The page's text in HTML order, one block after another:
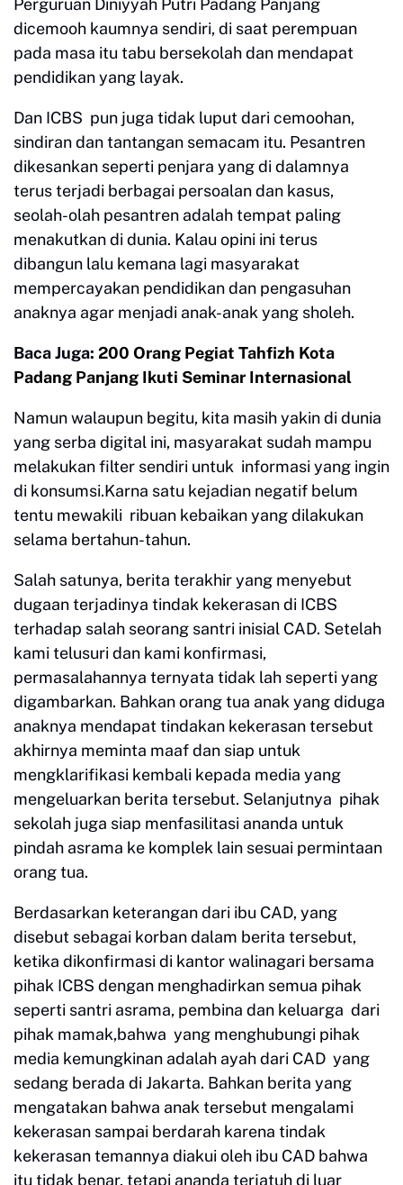
dicemooh kaumnya sendiri, di saat perempuan
pada masa itu tabu bersekolah dan mendapat
pendidikan yang layak.
Dan ICBS pun juga tidak luput dari cemoohan,
sindiran dan tantangan semacam itu. Pesantren
dikesankan seperti penjara yang di dalamnya
terus terjadi berbagai persoalan dan kasus,
seolah-olah pesantren adalah tempat paling
menakutkan di dunia. Kalau opini ini terus
dibangun lalu kemana lagi masyarakat
mempercayakan pendidikan dan pengasuhan
anaknya agar menjadi anak-anak yang sholeh.
Baca Juga: 200 Orang Pegiat Tahfizh Kota
Padang Panjang Ikuti Seminar Internasional
Namun walaupun begitu, kita masih yakin di dunia
yang serba digital ini, masyarakat sudah mampu
melakukan filter sendiri untuk informasi yang ingin
di konsumsi.Karna satu kejadian negatif belum
tentu mewakili ribuan kebaikan yang dilakukan
selama bertahun-tahun.
Salah satunya, berita terakhir yang menyebut
dugaan terjadinya tindak kekerasan di ICBS
terhadap salah seorang santri inisial CAD. Setelah
kami telusuri dan kami konfirmasi,
permasalahannya ternyata tidak lah seperti yang
digambarkan. Bahkan orang tua anak yang diduga
anaknya mendapat tindakan kekerasan tersebut
akhirnya meminta maaf dan siap untuk
mengklarifikasi kembali kepada media yang
mengeluarkan berita tersebut. Selanjutnya pihak
sekolah juga siap menfasilitasi ananda untuk
pindah asrama ke komplek lain sesuai permintaan
orang tua.
Berdasarkan keterangan dari ibu CAD, yang
disebut sebagai korban dalam berita tersebut,
ketika dikonfirmasi di kantor walinagari bersama
pihak ICBS dengan menghadirkan semua pihak
seperti santri asrama, pembina dan keluarga dari
pihak mamak,bahwa yang menghubungi pihak
media kemungkinan adalah ayah dari CAD yang
sedang berada di Jakarta. Bahkan berita yang
mengatakan bahwa anak tersebut mengalami
kekerasan sampai berdarah karena tindak
kekerasan temannya diakui oleh ibu CAD bahwa
itu tidak benar, tetapi ananda terjatuh di luar